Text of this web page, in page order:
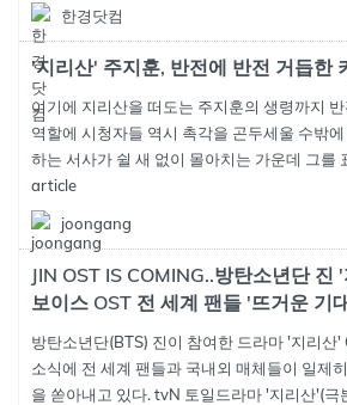
한경닷컴
'지리산' 주지훈, 반전에 반전 거듭한
여기에 지리산을 떠도는 주지훈의 생령까지
역할에 시청자들 역시 촉각을 곤두세울 수밖
하는 서사가 쉴 새 없이 몰아치는 가운데 그를
article
joongang
JIN OST IS COMING..방탄소년단 진
보이스 OST 전 세계 팬들 '뜨거운 기
방탄소년단(BTS) 진이 참여한 드라마 '지리산'
소식에 전 세계 팬들과 국내외 매체들이 일제
을 쏟아내고 있다. tvN 토일드라마 '지리산'(극